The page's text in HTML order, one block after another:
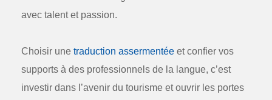
avec talent et passion.
Choisir une traduction assermentée et confier vos
supports à des professionnels de la langue, c’est
investir dans l’avenir du tourisme et ouvrir les portes